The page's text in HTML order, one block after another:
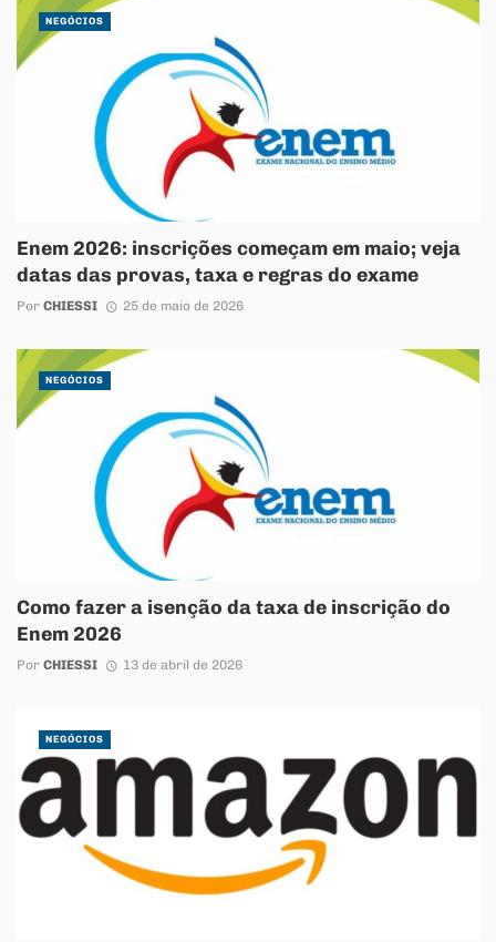
Enem 2026: inscrições começam em maio; veja
datas das provas, taxa e regras do exame
Por CHIESSI 25 de maio de 2026
NEGÓCIOS
Como fazer a isenção da taxa de inscrição do
Enem 2026
Por CHIESSI 13 de abril de 2026
NEGÓCIOS
NEGÓCIOS